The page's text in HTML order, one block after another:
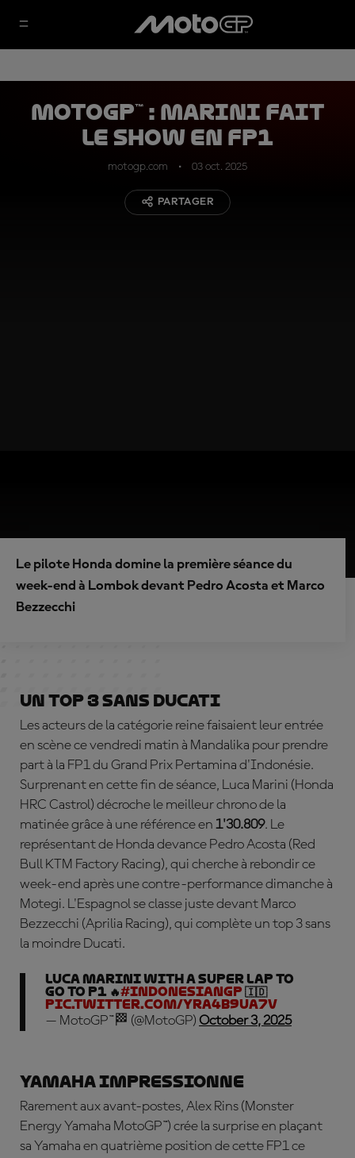
MotoGP™ : Marini fait
le show en FP1
motogp.com 03 oct. 2025
PARTAGER
Le pilote Honda domine la première séance du
week-end à Lombok devant Pedro Acosta et Marco
Bezzecchi
Un top 3 sans Ducati
Les acteurs de la catégorie reine faisaient leur entrée
en scène ce vendredi matin à Mandalika pour prendre
part à la FP1 du Grand Prix Pertamina d'Indonésie.
Surprenant en cette fin de séance, Luca Marini (Honda
HRC Castrol) décroche le meilleur chrono de la
matinée grâce à une référence en 1'30.809. Le
représentant de Honda devance Pedro Acosta (Red
Bull KTM Factory Racing), qui cherche à rebondir ce
week-end après une contre-performance dimanche à
Motegi. L'Espagnol se classe juste devant Marco
Bezzecchi (Aprilia Racing), qui complète un top 3 sans
la moindre Ducati.
Luca Marini with a super lap to
go to P1 🔥#IndonesianGP 🇮🇩
pic.twitter.com/yRA4B9uA7V
— MotoGP™🏁 (@MotoGP) October 3, 2025
Yamaha impressionne
Rarement aux avant-postes, Alex Rins (Monster
Energy Yamaha MotoGP™) crée la surprise en plaçant
sa Yamaha en quatrième position de cette FP1 ce